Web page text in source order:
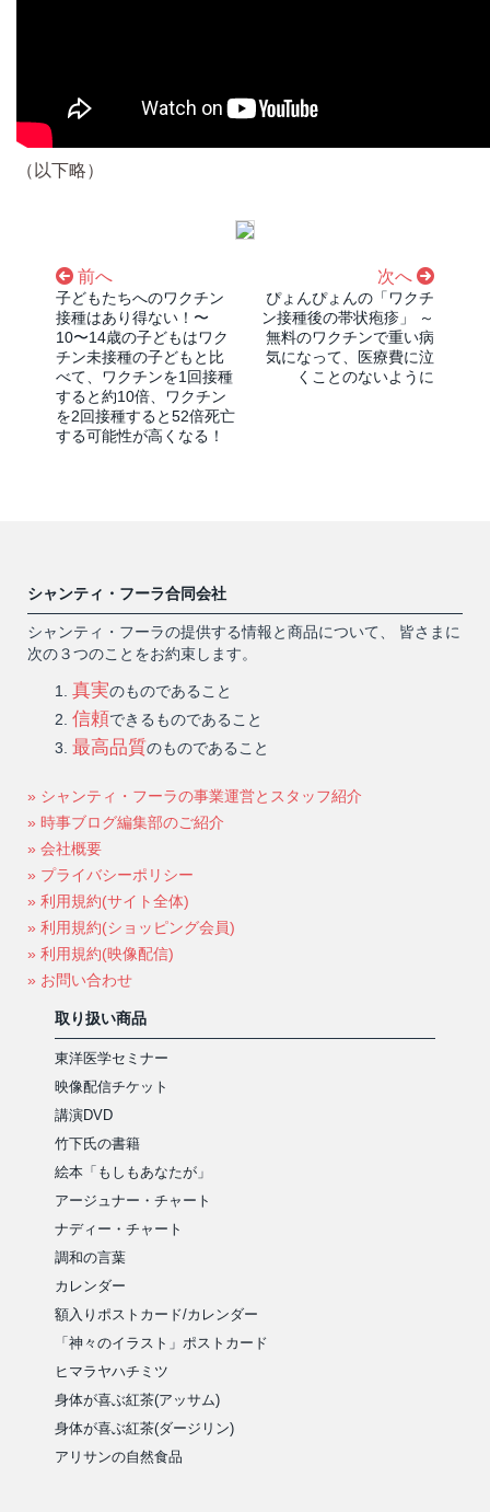
（以下略）
前へ
子どもたちへのワクチン
接種はあり得ない！〜
10〜14歳の子どもはワク
チン未接種の子どもと比
べて、ワクチンを1回接種
すると約10倍、ワクチン
を2回接種すると52倍死亡
する可能性が高くなる！
次へ
ぴょんぴょんの「ワクチ
ン接種後の帯状疱疹」 ～
無料のワクチンで重い病
気になって、医療費に泣
くことのないように
シャンティ・フーラ合同会社
シャンティ・フーラの提供する情報と商品について、 皆さまに
次の３つのことをお約束します。
真実のものであること
信頼できるものであること
最高品質のものであること
» シャンティ・フーラの事業運営とスタッフ紹介
» 時事ブログ編集部のご紹介
» 会社概要
» プライバシーポリシー
» 利用規約(サイト全体)
» 利用規約(ショッピング会員)
» 利用規約(映像配信)
» お問い合わせ
取り扱い商品
東洋医学セミナー
映像配信チケット
講演DVD
竹下氏の書籍
絵本「もしもあなたが」
アージュナー・チャート
ナディー・チャート
調和の言葉
カレンダー
額入りポストカード/カレンダー
「神々のイラスト」ポストカード
ヒマラヤハチミツ
身体が喜ぶ紅茶(アッサム)
身体が喜ぶ紅茶(ダージリン)
アリサンの自然食品